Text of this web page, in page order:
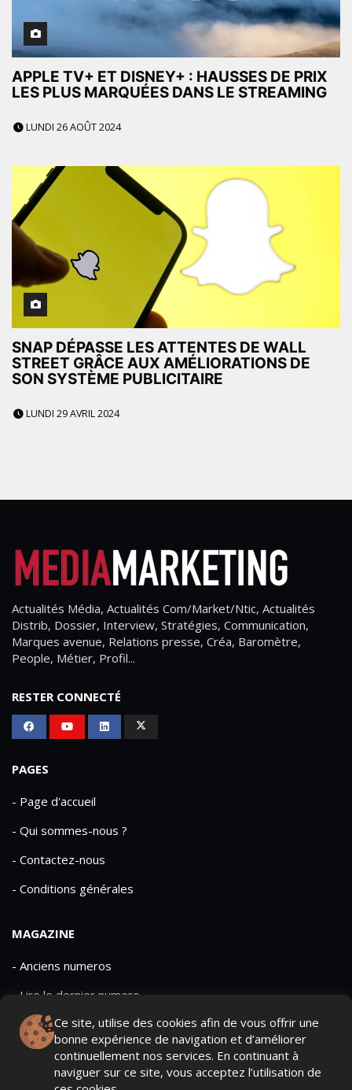
APPLE TV+ ET DISNEY+ : HAUSSES DE PRIX
LES PLUS MARQUÉES DANS LE STREAMING
LUNDI 26 AOÛT 2024
SNAP DÉPASSE LES ATTENTES DE WALL
STREET GRÂCE AUX AMÉLIORATIONS DE
SON SYSTÈME PUBLICITAIRE
LUNDI 29 AVRIL 2024
Ce site, utilise des cookies afin de vous offrir une
bonne expérience de navigation et d’améliorer
continuellement nos services. En continuant à
naviguer sur ce site, vous acceptez l’utilisation de
Actualités Média, Actualités Com/Market/Ntic, Actualités
Distrib, Dossier, Interview, Stratégies, Communication,
Marques avenue, Relations presse, Créa, Baromètre,
People, Métier, Profil...
RESTER CONNECTÉ
PAGES
- Page d'accueil
- Qui sommes-nous ?
- Contactez-nous
- Conditions générales
MAGAZINE
- Anciens numeros
- Lire le dernier numero
- Publicite